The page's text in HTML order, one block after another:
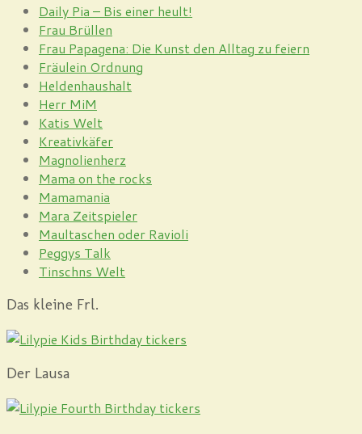
Daily Pia – Bis einer heult!
Frau Brüllen
Frau Papagena: Die Kunst den Alltag zu feiern
Fräulein Ordnung
Heldenhaushalt
Herr MiM
Katis Welt
Kreativkäfer
Magnolienherz
Mama on the rocks
Mamamania
Mara Zeitspieler
Maultaschen oder Ravioli
Peggys Talk
Tinschns Welt
Das kleine Frl.
Der Lausa